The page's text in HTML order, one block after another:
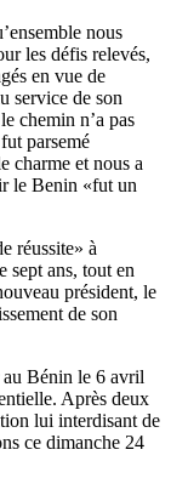
nous
les défis relevés,
en vue de
service de son
chemin n’a pas
parsemé
charme et nous a
le Benin «fut un
réussite» à
sept ans, tout en
président, le
de son
Bénin le 6 avril
Après deux
lui interdisant de
ce dimanche 24